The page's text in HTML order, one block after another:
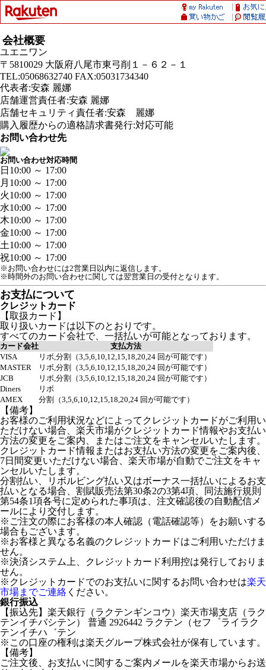
会社概要
ユエニワン
〒5810029 大阪府八尾市東弓削１－６２－１
TEL:05068632740 FAX:05031734340
代表者:安森 麗娜
店舗運営責任者:安森 麗娜
店舗セキュリティ責任者:安森 麗娜
購入履歴からの適格請求書発行:対応可能
お問い合わせ先
お問い合わせ対応時間
日 10:00 ～ 17:00
月 10:00 ～ 17:00
火10:00 ～ 17:00
水10:00 ～ 17:00
木10:00 ～ 17:00
金10:00 ～ 17:00
土10:00 ～ 17:00
祝10:00 ～ 17:00
※お問い合わせには2営業日以内に返信します。
※時間外のお問い合わせに関しては翌営業日の受付となります。
お支払について
クレジットカード
【取扱カード】
取り扱いカードは以下のとおりです。
すべてのカード会社で、一括払いが可能となっております。
カード会社
支払方法
VISA
リボ,分割（3,5,6,10,12,15,18,20,24 回が可能です）
MASTER
リボ,分割（3,5,6,10,12,15,18,20,24 回が可能です）
JCB
リボ,分割（3,5,6,10,12,15,18,20,24 回が可能です）
Diners
リボ
AMEX
分割（3,5,6,10,12,15,18,20,24 回が可能です）
【備考】
お客様のご利用状況などによってクレジットカードがご利用い
ただけない場合、楽天市場がクレジットカード情報やお支払い
方法の変更をご案内、またはご注文をキャンセルいたします。
クレジットカード情報またはお支払い方法の変更をご案内後、
7日間変更いただけない場合、楽天市場が自動でご注文をキャ
ンセルいたします。
分割払い、リボルビング払い又はボーナス一括払いによるお支
払いとなる場合、割賦販売法第30条2の3第4項、同法施行規則
第54条1項各号に定められた事項は、注文確認後の自動配信メ
ールにより交付します。
※ご注文の際にお客様の本人確認（電話確認等）をお願いする
場合もございます。
※お客様と異なる名義のクレジットカードはご利用いただけま
せん。
※決済システム上、クレジットカード利用控は発行しておりま
せん。
※クレジットカードでのお支払いに関するお問い合わせは楽天
市場までご連絡 ください。
銀行振込
【振込先】楽天銀行（ラクテンギンコウ）楽天市場支店（ラク
テンイチバシテン） 普通 2926442 ラクテン（セフ゜ライラク
テンイチハ゛テン
※この口座の権利は楽天グループ株式会社が保有しています。
【備考】
ご注文後、お支払いに関するご案内メールを楽天市場からお送